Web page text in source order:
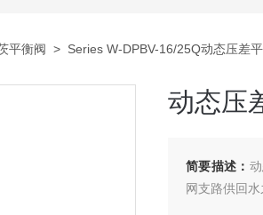
平衡阀 > Series W-DPBV-16/25Q动态压差
动态压
简要描述：
网支路供回